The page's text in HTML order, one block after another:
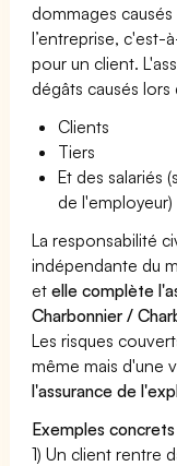
dommages
l’entreprise, c'est-
pour un client.
dégâts causés
Clients
Tiers
Et des salariés
de l'employeur)
La responsabilité
indépendante du
etelle complète
Charbonnier /
Les risques
même mais d'une
l'assurance de
Exemples concrets
1) Un client rentre